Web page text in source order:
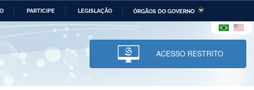
PARTICIPE LEGISLAÇÃO ÓRGÃOS DO GOVERNO
Ministério da Economia Ministério da Infraestrutura
Ministério da Ciência,
Tecnologia, Inovações e
Comunicações
e dos Direitos Humanos
ACESSO RESTRITO